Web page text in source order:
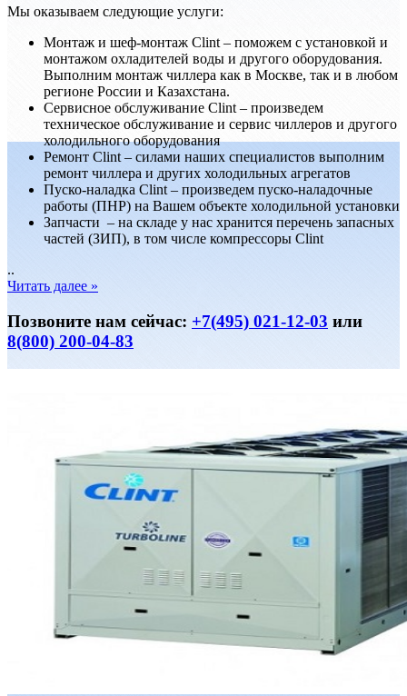
Мы оказываем следующие услуги:
Монтаж и шеф-монтаж Clint – поможем с установкой и
монтажом охладителей воды и другого оборудования.
Выполним монтаж чиллера как в Москве, так и в любом
регионе России и Казахстана.
Сервисноe обслуживание Clint – произведем
техническое обслуживание и сервис чиллеров и другого
холодильного оборудования
Ремонт Clint – силами наших специалистов выполним
ремонт чиллера и других холодильных агрегатов
Пуско-наладка Clint – произведем пуско-наладочные
работы (ПНР) на Вашем объекте холодильной установки
Запчасти – на складе у нас хранится перечень запасных
частей (ЗИП), в том числе компрессоры Clint
..
Читать далее »
Позвоните нам сейчас: +7(495) 021-12-03 или
8(800) 200-04-83